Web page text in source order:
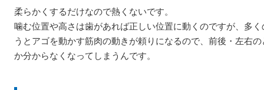
柔らかくするだけなので熱くないです。
噛む位置や高さは歯があれば正しい位置に動くのですが、多
うとアゴを動かす筋肉の動きが頼りになるので、前後・左右
か分からなくなってしまうんです。